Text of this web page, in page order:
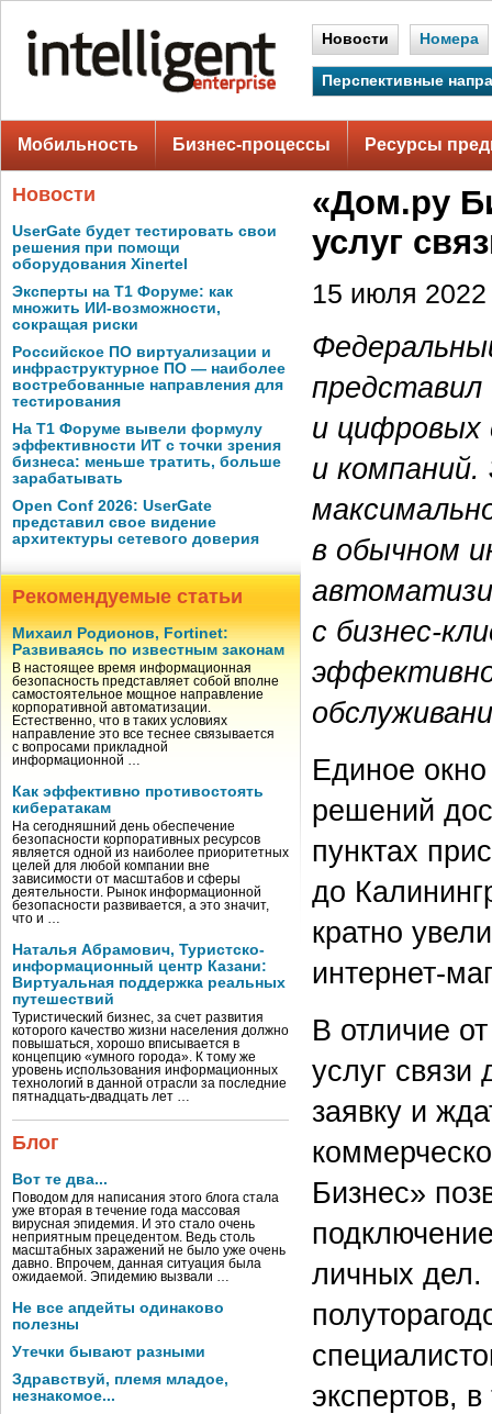
Новости Номера
Перспективные
Мобильность Бизнес-процессы Ресурсы
Новости
UserGate будет тестировать свои
решения при помощи
оборудования Xinertel
Эксперты на Т1 Форуме: как
множить ИИ-возможности,
сокращая риски
Российское ПО виртуализации и
инфраструктурное ПО — наиболее
востребованные направления для
тестирования
На Т1 Форуме вывели формулу
эффективности ИТ с точки зрения
бизнеса: меньше тратить, больше
зарабатывать
Open Conf 2026: UserGate
представил свое видение
архитектуры сетевого доверия
Рекомендуемые статьи
Михаил Родионов, Fortinet:
Развиваясь по известным законам
В настоящее время информационная
безопасность представляет собой вполне
самостоятельное мощное направление
корпоративной автоматизации.
Естественно, что в таких условиях
направление это все теснее связывается
с вопросами прикладной
информационной …
Как эффективно противостоять
кибератакам
На сегодняшний день обеспечение
безопасности корпоративных ресурсов
является одной из наиболее приоритетных
целей для любой компании вне
зависимости от масштабов и сферы
деятельности. Рынок информационной
безопасности развивается, а это значит,
что и …
Наталья Абрамович, Туристско-
информационный центр Казани:
Виртуальная поддержка реальных
путешествий
Туристический бизнес, за счет развития
которого качество жизни населения должно
повышаться, хорошо вписывается в
концепцию «умного города». К тому же
уровень использования информационных
технологий в данной отрасли за последние
пятнадцать-двадцать лет …
Блог
Вот те два...
Поводом для написания этого блога стала
уже вторая в течение года массовая
вирусная эпидемия. И это стало очень
неприятным прецедентом. Ведь столь
масштабных заражений не было уже очень
давно. Впрочем, данная ситуация была
ожидаемой. Эпидемию вызвали …
Не все апдейты одинаково
полезны
Утечки бывают разными
Здравствуй, племя младое,
незнакомое...
«Дом.ру
услуг
15 июля 2022
представил
и цифровых
и
в обычном
с бизнес-
Единое
решений
пунктах
до
кратно
интернет-
В отличие
услуг связи
заявку и
Бизнес»
личных дел.
экспертов,